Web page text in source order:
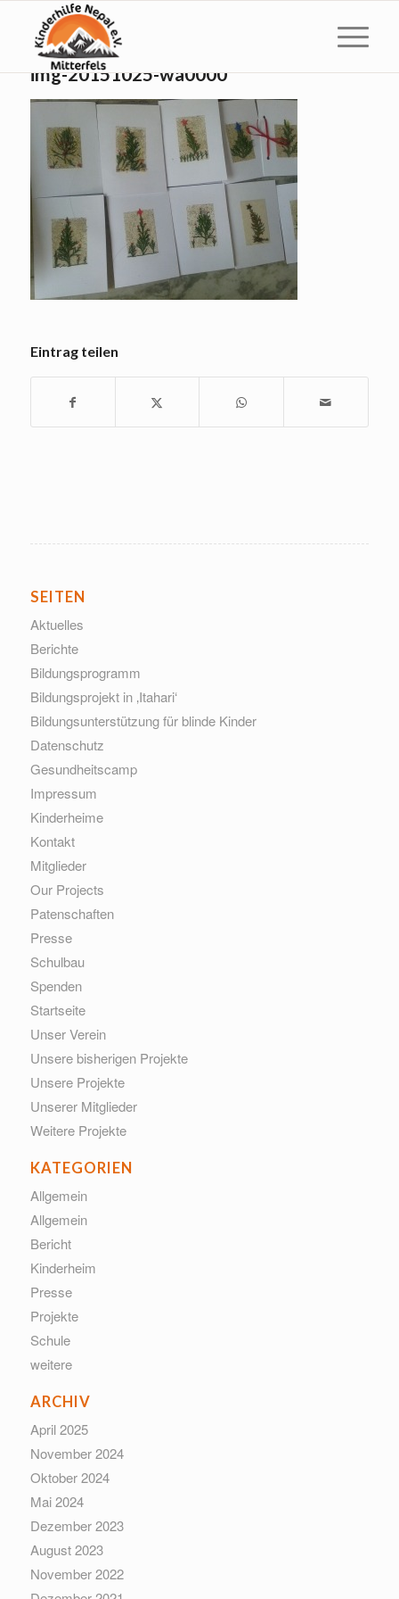
img-20151025-wa0000
Eintrag teilen
SEITEN
Aktuelles
Berichte
Bildungsprogramm
Bildungsprojekt in ‚Itahari‘
Bildungsunterstützung für blinde Kinder
Datenschutz
Gesundheitscamp
Impressum
Kinderheime
Kontakt
Mitglieder
Our Projects
Patenschaften
Presse
Schulbau
Spenden
Startseite
Unser Verein
Unsere bisherigen Projekte
Unsere Projekte
Unserer Mitglieder
Weitere Projekte
KATEGORIEN
Allgemein
Allgemein
Bericht
Kinderheim
Presse
Projekte
Schule
weitere
ARCHIV
April 2025
November 2024
Oktober 2024
Mai 2024
Dezember 2023
August 2023
November 2022